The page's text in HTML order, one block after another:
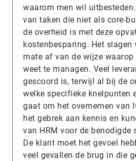
waarom men wil
van taken die niet als core-
de overheid is met deze
kostenbesparing. Het
mate af van de wijze
weet te managen. Veel
gescoord is, terwijl al bij de
welke specifieke knelpunten
gaat om het overnemen van
het gebrek aan kennis en
van HRM voor de
De klant moet het gevoel
veel gevallen de brug in die